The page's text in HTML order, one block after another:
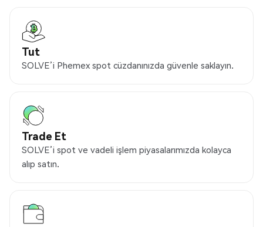
Tut
SOLVE’i Phemex spot cüzdanınızda güvenle saklayın.
Trade Et
SOLVE’i spot ve vadeli işlem piyasalarımızda kolayca
alıp satın.